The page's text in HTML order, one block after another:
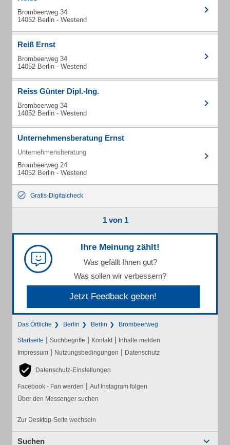
Brombeerweg 34
14052 Berlin - Westend
Reiß Ernst
Brombeerweg 34
14052 Berlin - Westend
Reiss Günter Dipl.-Ing.
Brombeerweg 34
14052 Berlin - Westend
Unternehmensberatung Ernst
Unternehmensberatung
Brombeerweg 24
14052 Berlin - Westend
Gratis-Digitalcheck
1 von 1
Ihre Meinung zählt!
Was gefällt Ihnen gut?
Was sollen wir verbessern?
Jetzt Feedback geben!
Das Örtliche Berlin Berlin Brombeerweg
Startseite | Suchbegriffe | Kontakt | Inhalte melden
Impressum | Nutzungsbedingungen | Datenschutz
Datenschutz-Einstellungen
Facebook - Fan werden | Auf Instagram folgen
Über den Messenger suchen
Zur Desktop-Seite wechseln
Suchen